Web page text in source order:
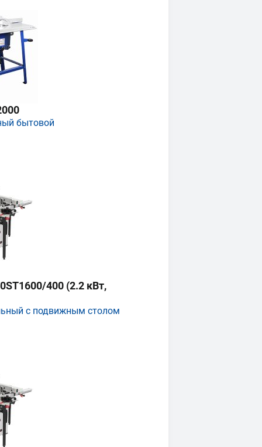
бытовой
400 (2.2 кВт,
с подвижным столом